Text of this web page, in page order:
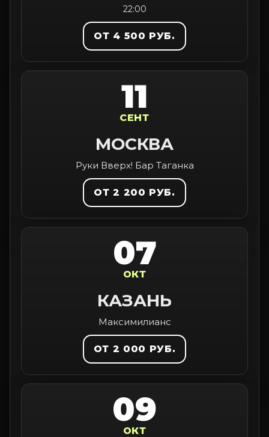
22:00
ОТ 4 500 РУБ.
11
СЕНТ
МОСКВА
Руки Вверх! Бар Таганка
ОТ 2 200 РУБ.
07
ОКТ
КАЗАНЬ
Максимилианс
ОТ 2 000 РУБ.
09
ОКТ